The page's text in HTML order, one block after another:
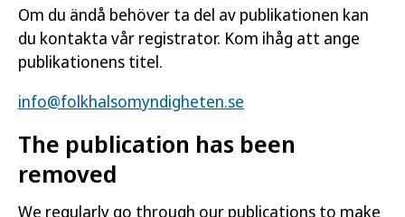
Om du ändå behöver ta del av publikationen kan
du kontakta vår registrator. Kom ihåg att ange
publikationens titel.
info@folkhalsomyndigheten.se
The publication has been
removed
We regularly go through our publications to make